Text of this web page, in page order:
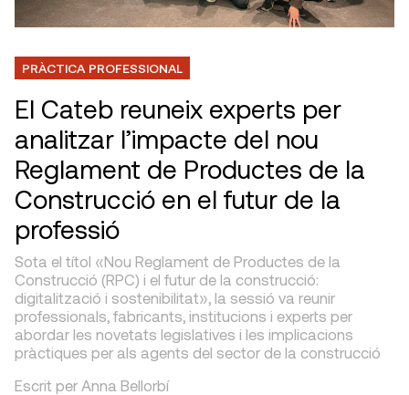
PRÀCTICA PROFESSIONAL
El Cateb reuneix experts per
analitzar l’impacte del nou
Reglament de Productes de la
Construcció en el futur de la
professió
Sota el títol «Nou Reglament de Productes de la
Construcció (RPC) i el futur de la construcció:
digitalització i sostenibilitat», la sessió va reunir
professionals, fabricants, institucions i experts per
abordar les novetats legislatives i les implicacions
pràctiques per als agents del sector de la construcció
Escrit per Anna Bellorbí